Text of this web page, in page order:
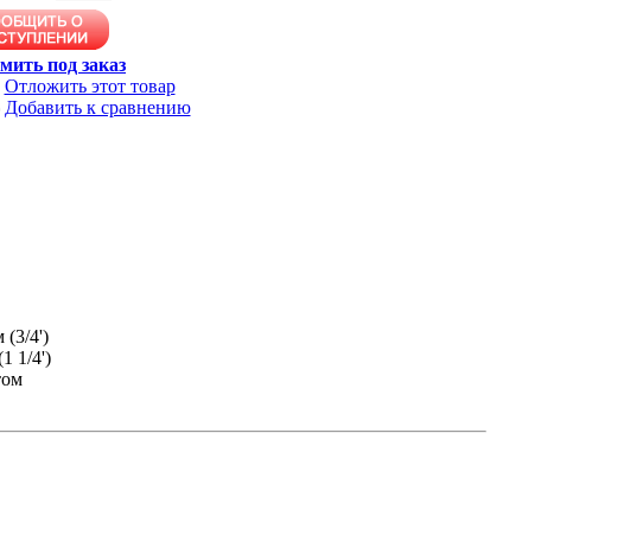
под заказ
Отложить этот товар
Добавить к сравнению
(3/4')
1/4')